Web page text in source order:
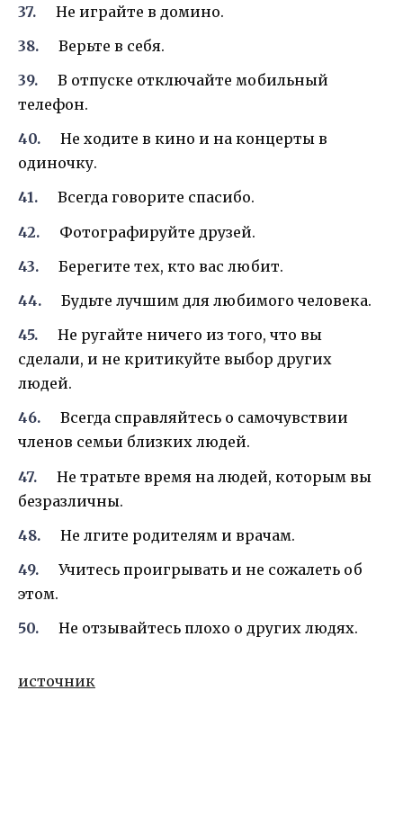
Не играйте в домино.
Верьте в себя.
В отпуске отключайте мобильный
телефон.
Не ходите в кино и на концерты в
одиночку.
Всегда говорите спасибо.
Фотографируйте друзей.
Берегите тех, кто вас любит.
Будьте лучшим для любимого человека.
Не ругайте ничего из того, что вы
сделали, и не критикуйте выбор других
людей.
Всегда справляйтесь о самочувствии
членов семьи близких людей.
Не тратьте время на людей, которым вы
безразличны.
Не лгите родителям и врачам.
Учитесь проигрывать и не сожалеть об
этом.
Не отзывайтесь плохо о других людях.
источник